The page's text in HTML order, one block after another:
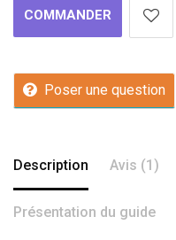
COMMANDER
Poser une question
Description Avis (1)
Présentation du guide